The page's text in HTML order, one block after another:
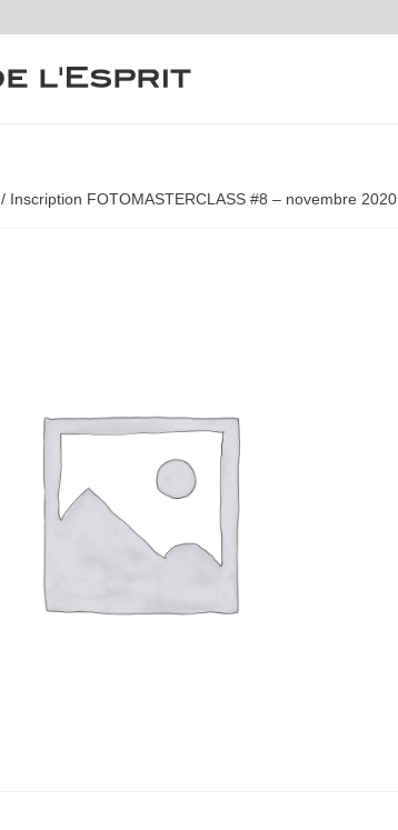
/ Inscription FOTOMASTERCLASS #8 – novembre 2020